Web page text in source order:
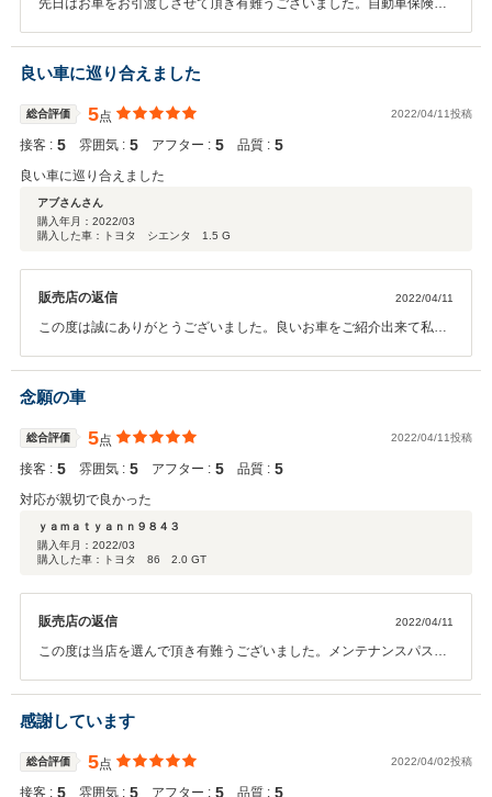
先日はお車をお引渡しさせて頂き有難うございました。自動車保険
お願い致します。
良い車に巡り合えました
総合評価 5点 2022/04/11投稿
接客 : 5 雰囲気 : 5 アフター : 5 品質 : 5
良い車に巡り合えました
アブさんさん
購入年月： 2022/03
購入した車：トヨタ シエンタ 1.5 G
販売店の返信 2022/04/11
この度は誠にありがとうございました。良いお車をご紹介出来て私自
ご相談ください。店舗スタッフ全員でフォロー致します。本当にあり
がとうございました。
念願の車
総合評価 5点 2022/04/11投稿
接客 : 5 雰囲気 : 5 アフター : 5 品質 : 5
対応が親切で良かった
ｙａｍａｔｙａｎｎ９８４３
購入年月： 2022/03
購入した車：トヨタ 86 2.0 GT
販売店の返信 2022/04/11
この度は当店を選んで頂き有難うございました。メンテナンスパスポ
します。今後共宜しくお願い致します。
感謝しています
総合評価 5点 2022/04/02投稿
接客 : 5 雰囲気 : 5 アフター : 5 品質 : 5